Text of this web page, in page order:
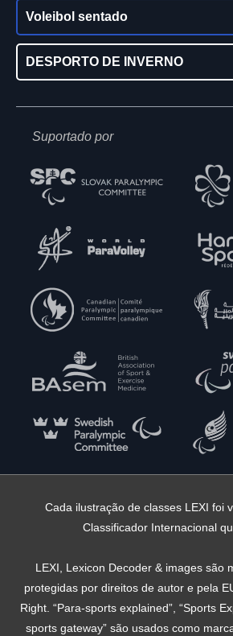
Voleibol sentado
DESPORTO DE INVERNO
Suportado por
Cada ilustração de classes LEXI foi
Classificador Internacional
LEXI, Lexicon Decoder & images são
protegidas por direitos de autor e pela
Right. “Para-sports explained”, “Sports
sports gateway” são usados ​​como